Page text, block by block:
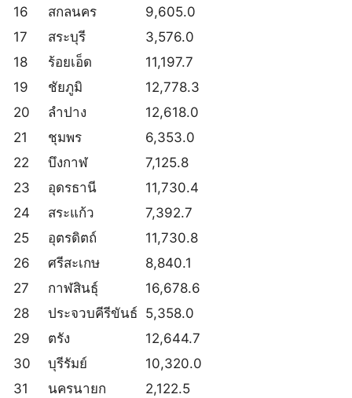
16 สกลนคร
9,605.0
17
สระบุรี
3,576.0
18
ร้อยเอ็ด
11,197.7
19
ชัยภูมิ
12,778.3
20
ลำปาง
12,618.0
21
ชุมพร
6,353.0
22
บึงกาฬ
7,125.8
23
อุดรธานี
11,730.4
24
สระแก้ว
7,392.7
25
อุตรดิตถ์
11,730.8
26
ศรีสะเกษ
8,840.1
27
กาฬสินธุ์
16,678.6
28
ประจวบคีรีขันธ์ 5,358.0
29
ตรัง
12,644.7
30
บุรีรัมย์
10,320.0
31
นครนายก
2,122.5